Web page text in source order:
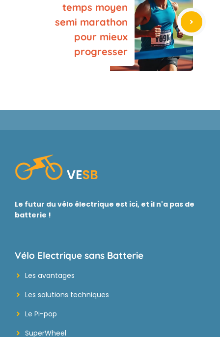
temps moyen
semi marathon
pour mieux
progresser
Le futur du vélo électrique est ici, et il n'a pas de
batterie !
Vélo Electrique sans Batterie
Les avantages
Les solutions techniques
Le Pi-pop
SuperWheel